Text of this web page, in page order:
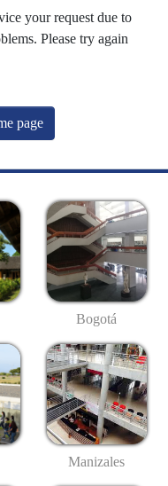
your request due to
Please try again
page
Bogotá
Manizales